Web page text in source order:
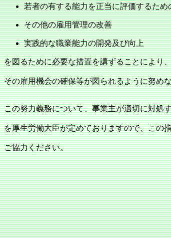
若者の有する能力を正当に評価するた
その他の雇用管理の改善
実践的な職業能力の開発及び向上
を図るために必要な措置を講ずることにより
その雇用機会の確保等が図られるように努め
この努力義務について、事業主が適切に対処
を厚生労働大臣が定めておりますので、この
ご協力ください。